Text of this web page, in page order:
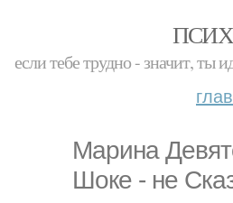
если тебе трудно - значит, ты
Марина
Шоке - не